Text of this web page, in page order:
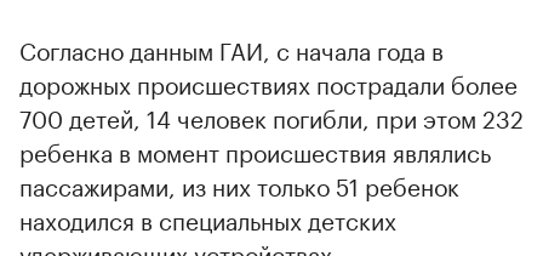
Согласно данным ГАИ, с начала года в
дорожных происшествиях пострадали более
700 детей, 14 человек погибли, при этом 232
ребенка в момент происшествия являлись
пассажирами, из них только 51 ребенок
находился в специальных детских